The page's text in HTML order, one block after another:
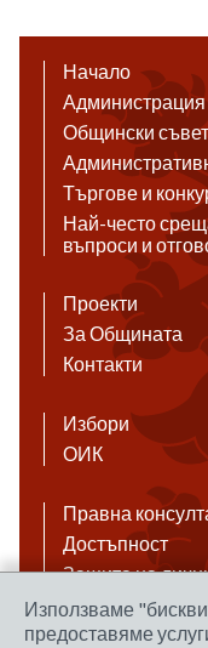
Начало
Администрация
Общински съвет
Търгове и
Най-често
въпроси и
Проекти
За Общината
Контакти
Избори
ОИК
Правна
Достъпност
Защита на
Антикорупция
Връзки
Използваме
предоставяме